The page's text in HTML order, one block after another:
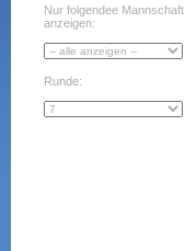
Nur folgendee Mannschaft
anzeigen:
Runde: